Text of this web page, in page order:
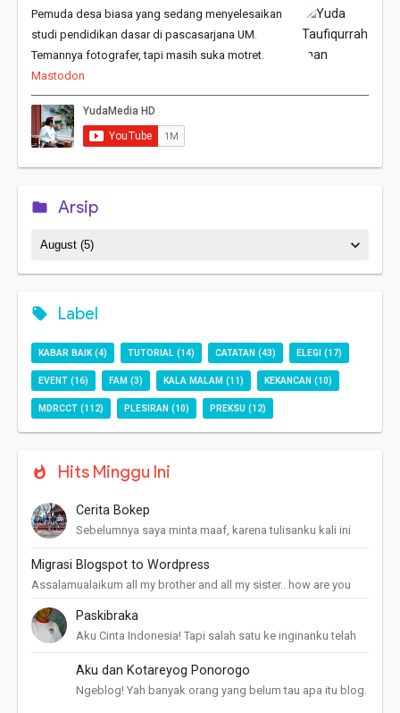
Pemuda desa biasa yang sedang menyelesaikan
studi pendidikan dasar di pascasarjana UM.
Temannya fotografer, tapi masih suka motret.
Mastodon
Arsip
Label
KABAR BAIK (4) TUTORIAL (14) CATATAN (43) ELEGI (17)
EVENT (16) FAM (3) KALA MALAM (11) KEKANCAN (10)
MDRCCT (112) PLESIRAN (10) PREKSU (12)
Hits Minggu Ini
Cerita Bokep
Sebelumnya saya minta maaf, karena tulisanku kali ini
agak saru, tapi ini pengalaman saya mengenal dunia
maya! Pertama kali kenal internet w...
Migrasi Blogspot to Wordpress
Assalamualaikum all my brother and all my sister.. how are you
today? pine pine ajah kand? Yah saya disini cuma mau berbagi
cerita. setelah ...
Paskibraka
Aku Cinta Indonesia! Tapi salah satu ke inginanku telah
menjauh dariku. Penyesalanku mulai menghauntuiku. X-(
Paskibraka adalah singkatan d...
Aku dan Kotareyog Ponorogo
Ngeblog! Yah banyak orang yang belum tau apa itu blog.